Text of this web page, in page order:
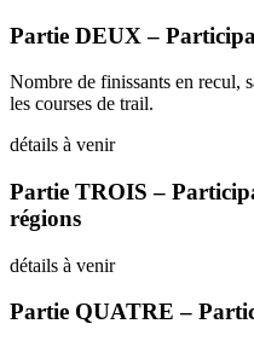
Partie DEUX –
Nombre de finissants en recul,
les courses de trail.
détails à venir
Partie TROIS –
régions
détails à venir
Partie QUATRE –